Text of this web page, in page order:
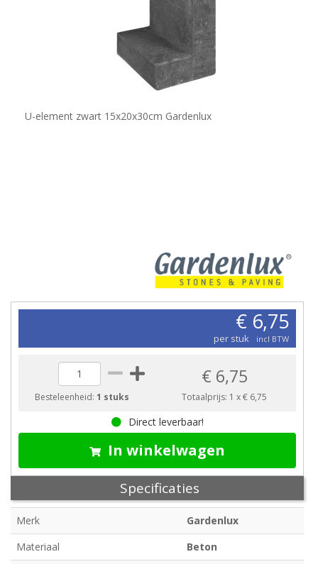
U-element zwart 15x20x30cm Gardenlux
€ 6,75
per stuk incl BTW
Besteleenheid:1 stuks
€ 6,75
Totaalprijs: 1 x€ 6,75
Direct leverbaar!
In winkelwagen
Specificaties
Merk
Gardenlux
Materiaal
Beton